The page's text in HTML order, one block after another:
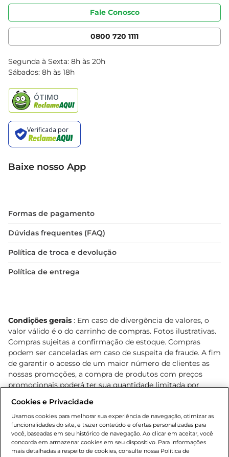
Portal do fornecedor
Cencosud Media
Código de ética
Serviços
Clube Bretas
Blog Bretas
Black Friday
Fale Conosco
0800 720 1111
Segunda à Sexta: 8h às 20h
Sábados: 8h às 18h
Baixe nosso App
Formas de pagamento
Dúvidas frequentes (FAQ)
Política de troca e devolução
Política de entrega
Condições gerais : Em caso de divergência de valores, o
valor válido é o do carrinho de compras. Fotos ilustrativas.
Compras sujeitas a confirmação de estoque. Compras
podem ser canceladas em caso de suspeita de fraude. A fim
de garantir o acesso de um maior número de clientes as
nossas promoções, a compra de produtos com preços
promocionais poderá ter sua quantidade limitada por
o e-commerce e válidos durante o dia de hoje, podendo
sofrer alterações sem prévia notificação. Proibida a venda
de bebidas alcoólicas para menores de 18 anos, conforme
Lei n.º 8069/90, art. 81, inciso II (Estatuto da Criança e do
Adolescente). Preços e condições exclusivos para o
Cookies e Privacidade
Usamos cookies para melhorar sua experiência de navegação, otimizar as
funcionalidades do site, e trazer conteúdo e ofertas personalizadas para
você, baseadas em seu histórico de navegação. Ao clicar em aceitar, você
concorda em armazenar cookies em seu dispositivo. Para informações
mais detalhadas a respeito de cookies, consulte nossa Política de